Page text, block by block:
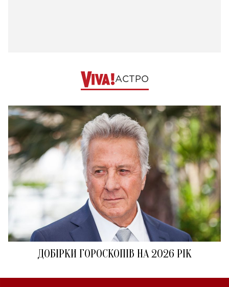
АСТРО
ДОБІРКИ ГОРОСКОПІВ НА 2026 РІК